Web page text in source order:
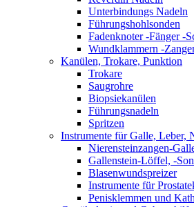
Unterbindungs Nadeln
Führungshohlsonden
Fadenknoter -Fänger -
Wundklammern -
Kanülen, Trokare, Punktion
Trokare
Saugrohre
Biopsiekanülen
Führungsnadeln
Spritzen
Instrumente für Galle, Leber,
Nierensteinzangen-
Gallenstein-Löffel, -
Blasenwundspreizer
Instrumente für
Penisklemmen und